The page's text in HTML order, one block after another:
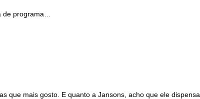
de programa…
que mais gosto. E quanto a Jansons, acho que ele dispensa